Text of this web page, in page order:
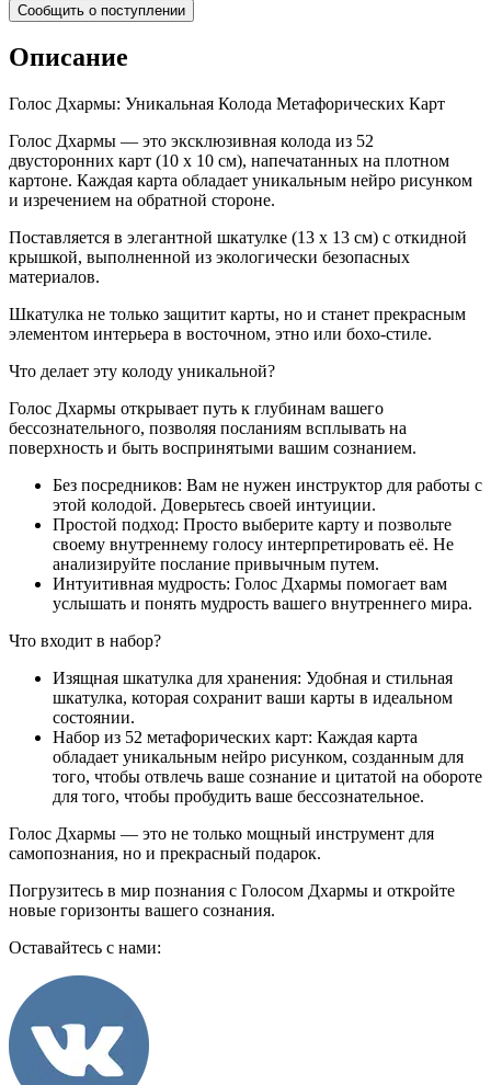
Сообщить о поступлении
Описание
Голос Дхармы: Уникальная Колода Метафорических Карт
Голос Дхармы — это эксклюзивная колода из 52
двусторонних карт (10 x 10 см), напечатанных на плотном
картоне. Каждая карта обладает уникальным нейро рисунком
и изречением на обратной стороне.
Поставляется в элегантной шкатулке (13 x 13 см) с откидной
крышкой, выполненной из экологически безопасных
материалов.
Шкатулка не только защитит карты, но и станет прекрасным
элементом интерьера в восточном, этно или бохо-стиле.
Что делает эту колоду уникальной?
Голос Дхармы открывает путь к глубинам вашего
бессознательного, позволяя посланиям всплывать на
поверхность и быть воспринятыми вашим сознанием.
Без посредников: Вам не нужен инструктор для работы с
этой колодой. Доверьтесь своей интуиции.
Простой подход: Просто выберите карту и позвольте
своему внутреннему голосу интерпретировать её. Не
анализируйте послание привычным путем.
Интуитивная мудрость: Голос Дхармы помогает вам
услышать и понять мудрость вашего внутреннего мира.
Что входит в набор?
Изящная шкатулка для хранения: Удобная и стильная
шкатулка, которая сохранит ваши карты в идеальном
состоянии.
Набор из 52 метафорических карт: Каждая карта
обладает уникальным нейро рисунком, созданным для
того, чтобы отвлечь ваше сознание и цитатой на обороте
для того, чтобы пробудить ваше бессознательное.
Голос Дхармы — это не только мощный инструмент для
самопознания, но и прекрасный подарок.
Погрузитесь в мир познания с Голосом Дхармы и откройте
новые горизонты вашего сознания.
Оставайтесь с нами: